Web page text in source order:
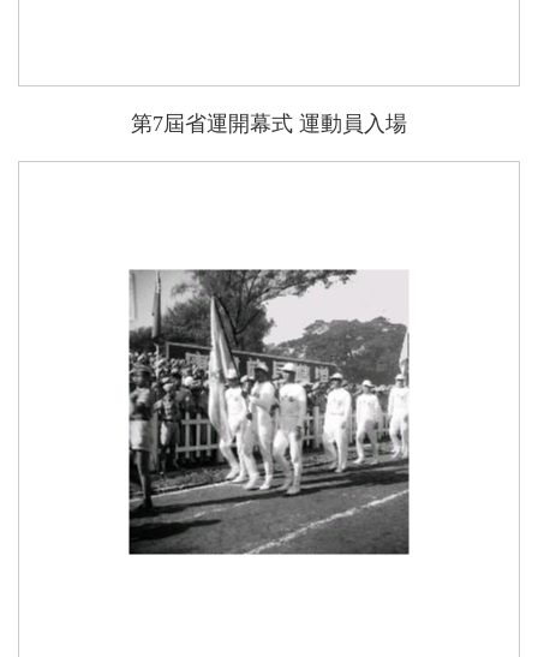
第7屆省運開幕式 運動員入場